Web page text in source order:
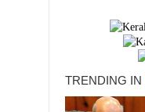
TRENDING IN